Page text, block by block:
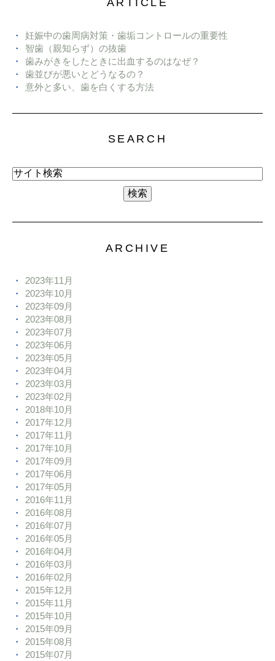
ARTICLE
妊娠中の歯周病対策・歯垢コントロールの重要性
智歯（親知らず）の抜歯
歯みがきをしたときに出血するのはなぜ？
歯並びが悪いとどうなるの？
意外と多い、歯を白くする方法
SEARCH
ARCHIVE
2023年11月
2023年10月
2023年09月
2023年08月
2023年07月
2023年06月
2023年05月
2023年04月
2023年03月
2023年02月
2018年10月
2017年12月
2017年11月
2017年10月
2017年09月
2017年06月
2017年05月
2016年11月
2016年08月
2016年07月
2016年05月
2016年04月
2016年03月
2016年02月
2015年12月
2015年11月
2015年10月
2015年09月
2015年08月
2015年07月